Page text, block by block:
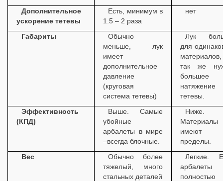
Дополнительное
ускорение тетевы
Есть, минимум в
1.5 – 2 раза
нет
Габариты
Обычно
меньше, лук
имеет
дополнительное
давление
(круговая
система тетевы)
Лук
для
так же
большее
натяжение
тетевы.
Эффективность
(КПД)
Выше. Самые
убойные
арбалеты в мире
–всегда блочные.
Ниже.
Материалы
имеют
пределы.
Вес
Обычно более
тяжелый, много
стальных деталей
Легкие.
арбалеты
полностью